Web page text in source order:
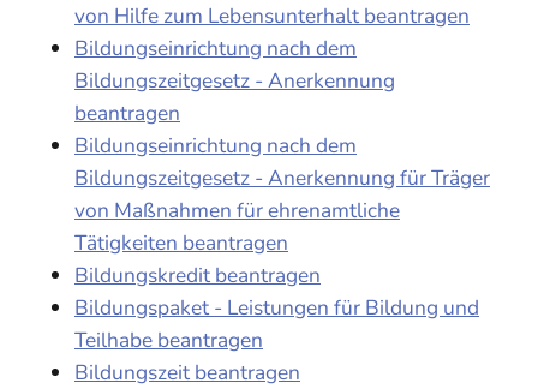
von Hilfe zum Lebensunterhalt beantragen
Bildungseinrichtung nach dem
Bildungszeitgesetz - Anerkennung
beantragen
Bildungseinrichtung nach dem
Bildungszeitgesetz - Anerkennung für Träger
von Maßnahmen für ehrenamtliche
Tätigkeiten beantragen
Bildungskredit beantragen
Bildungspaket - Leistungen für Bildung und
Teilhabe beantragen
Bildungszeit beantragen